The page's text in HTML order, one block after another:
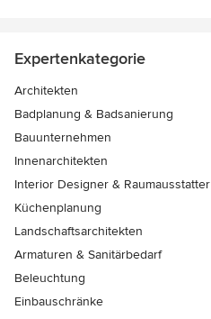
Expertenkategorie
Architekten
Badplanung & Badsanierung
Bauunternehmen
Innenarchitekten
Interior Designer & Raumausstatter
Küchenplanung
Landschaftsarchitekten
Armaturen & Sanitärbedarf
Beleuchtung
Einbauschränke